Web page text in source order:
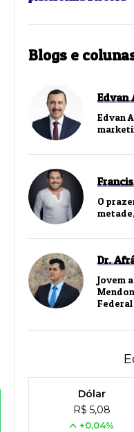
Blogs e
Edvan
Edvan
O
Dr.
Jovem
Federal
Dólar
R$ 5,08
+0,04%